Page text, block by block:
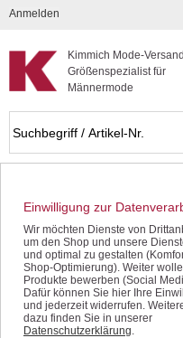
Kompletten Head der Seite
Kimmich Mode-Versand
Größenspezialist für
Männermode
Anmelden
Einwilligung zur
Wir möchten Dienste von
um den Shop und unsere
und optimal zu gestalten
Shop-Optimierung). Weiter
Produkte bewerben (Social
Dafür können Sie hier Ihre
und jederzeit widerrufen.
dazu finden Sie in unserer
Datenschutzerklärung.